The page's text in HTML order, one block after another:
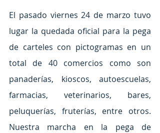
El pasado viernes 24 de marzo tuvo
lugar la quedada oficial para la pega
de carteles con pictogramas en un
total de 40 comercios como son
panaderías, kioscos, autoescuelas,
farmacias, veterinarios, bares,
peluquerías, fruterías, entre otros.
Nuestra marcha en la pega de